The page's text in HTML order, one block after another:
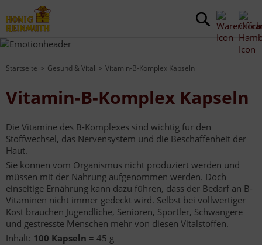
Startseite Gesund & Vital Vitamin-B-Komplex Kapseln
Vitamin-B-Komplex Kapseln
Die Vitamine des B-Komplexes sind wichtig für den
Stoffwechsel, das Nervensystem und die Beschaffenheit der
Haut.
Sie können vom Organismus nicht produziert werden und
müssen mit der Nahrung aufgenommen werden. Doch
einseitige Ernährung kann dazu führen, dass der Bedarf an B-
Vitaminen nicht immer gedeckt wird. Selbst bei vollwertiger
Kost brauchen Jugendliche, Senioren, Sportler, Schwangere
und gestresste Menschen mehr von diesen Vitalstoffen.
Inhalt: 100 Kapseln = 45 g